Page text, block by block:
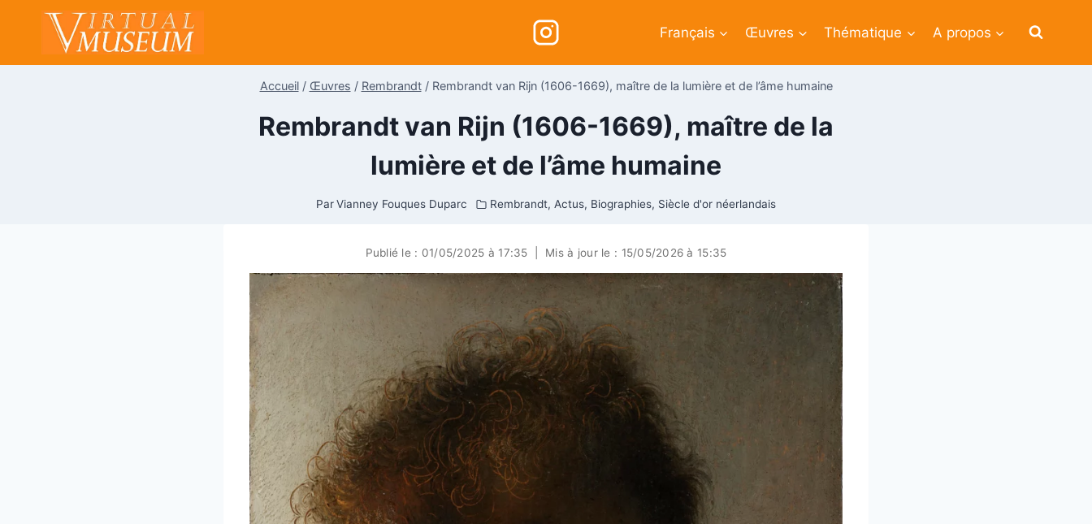
Français Œuvres Thématique A propos
Accueil / Œuvres / Rembrandt / Rembrandt van Rijn (1606-1669), maître de la lumière et de l’âme humaine
Rembrandt van Rijn (1606-1669), maître de la
lumière et de l’âme humaine
Par Vianney Fouques Duparc Rembrandt,Actus, Biographies, Siècle d'or néerlandais
Publié le : 01/05/2025 à 17:35 Mis à jour le : 15/05/2026 à 15:35